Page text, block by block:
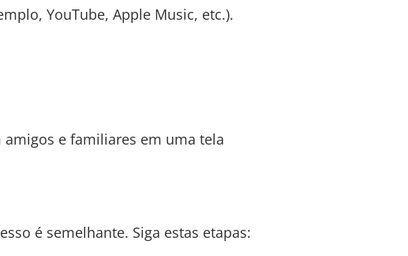
YouTube, Apple Music, etc.).
e familiares em uma tela
é semelhante. Siga estas etapas: